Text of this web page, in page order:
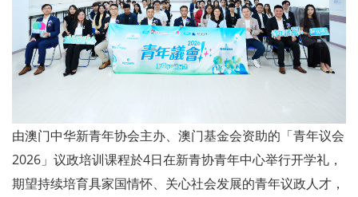
由澳门中华新青年协会主办、澳门基金会资助的「青年议会
2026」议政培训课程於4日在新青协青年中心举行开学礼，
期望持续培育具家国情怀、关心社会发展的青年议政人才，